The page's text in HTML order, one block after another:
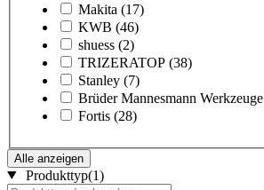
Makita (17)
KWB (46)
shuess (2)
TRIZERATOP (38)
Stanley (7)
Brüder Mannesmann Werkzeuge
Fortis (28)
Alle anzeigen
Produkttyp(1)